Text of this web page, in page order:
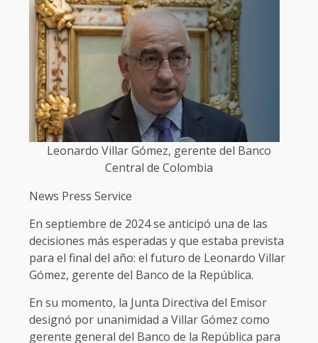
Leonardo Villar Gómez, gerente del Banco
Central de Colombia
News Press Service
En septiembre de 2024 se anticipó una de las
decisiones más esperadas y que estaba prevista
para el final del año: el futuro de Leonardo Villar
Gómez, gerente del Banco de la República.
En su momento, la Junta Directiva del Emisor
designó por unanimidad a Villar Gómez como
gerente general del Banco de la República para